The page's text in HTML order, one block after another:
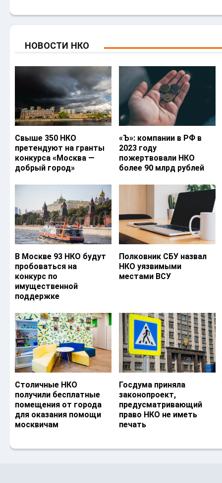
НОВОСТИ НКО
Свыше 350 НКО
претендуют на гранты
конкурса «Москва —
добрый город»
«Ъ‎»: компании в РФ в
2023 году
пожертвовали НКО
более 90 млрд рублей
В Москве 93 НКО будут
пробоваться на
конкурс по
имущественной
поддержке
Полковник СБУ назвал
НКО уязвимыми
местами ВСУ
Столичные НКО
получили бесплатные
помещения от города
для оказания помощи
москвичам
Госдума приняла
законопроект,
предусматривающий
право НКО не иметь
печать